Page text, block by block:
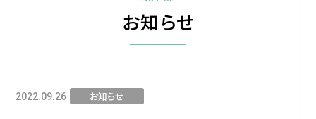
お知らせ
2022.09.26 お知らせ